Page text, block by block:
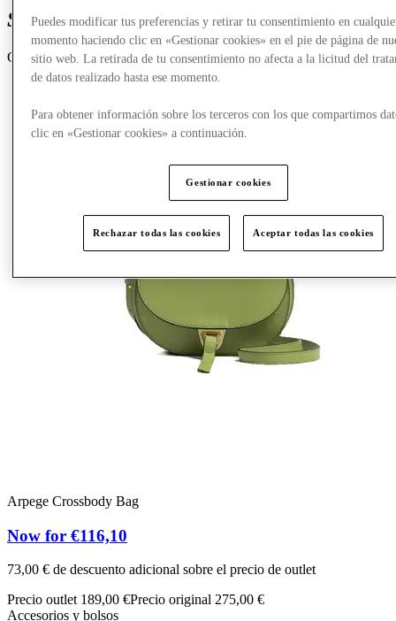
Special offersfrom Coccinelle
Coccinelle
Arpege Crossbody Bag
Now for €116,10
73,00 € de descuento adicional sobre el precio de outlet
Precio outlet 189,00 €Precio original 275,00 €
Accesorios y bolsos
Puedes modificar tus preferencias y retirar tu consentimiento en
momento haciendo clic en «Gestionar cookies» en el pie de página de
sitio web. La retirada de tu consentimiento no afecta a la licitud del
de datos realizado hasta ese momento.
Para obtener información sobre los terceros con los que compartimos
clic en «Gestionar cookies» a continuación.
Gestionar cookies
Rechazar todas las cookies Aceptar todas las cookies